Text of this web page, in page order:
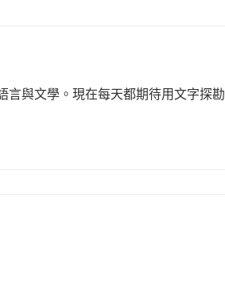
言與文學。現在每天都期待用文字探勘